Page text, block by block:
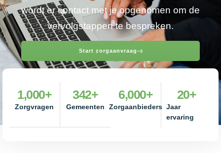
wordt er contact met je opgenomen om de
vervolgstappen te bespreken.
Start zorgaanvraag
Zorgvragen
1,000+
Gemeenten
342+
Zorgaanbieders
6,000+
Jaar
ervaring
20+